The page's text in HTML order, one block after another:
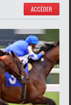
ACCÉDER